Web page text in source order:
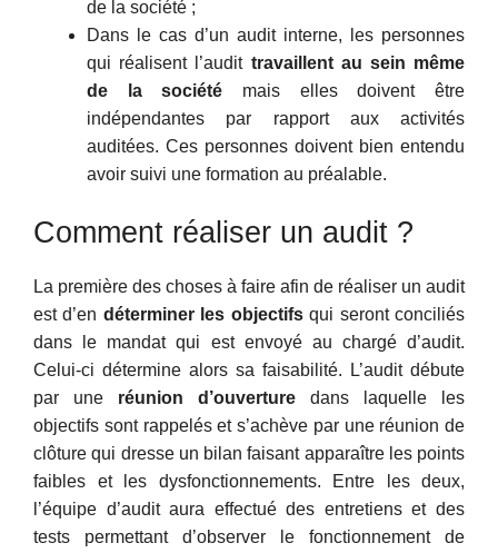
de la société ;
Dans le cas d’un audit interne, les personnes
qui réalisent l’audit travaillent au sein même
de la société mais elles doivent être
indépendantes par rapport aux activités
auditées. Ces personnes doivent bien entendu
avoir suivi une formation au préalable.
Comment réaliser un audit ?
La première des choses à faire afin de réaliser un audit
est d’en déterminer les objectifsqui seront conciliés
dans le mandat qui est envoyé au chargé d’audit.
Celui-ci détermine alors sa faisabilité. L’audit débute
par une réunion d’ouverture dans laquelle les
objectifs sont rappelés et s’achève par une réunion de
clôture qui dresse un bilan faisant apparaître les points
faibles et les dysfonctionnements. Entre les deux,
l’équipe d’audit aura effectué des entretiens et des
tests permettant d’observer le fonctionnement de